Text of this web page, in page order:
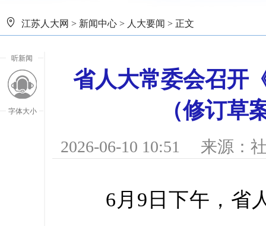
江苏人大网 > 新闻中心 > 人大要闻 > 正文
听新闻
字体大小
省人大常委会召开
（修订草
2026-06-10 10:51 来源：
6月9日下午，省人